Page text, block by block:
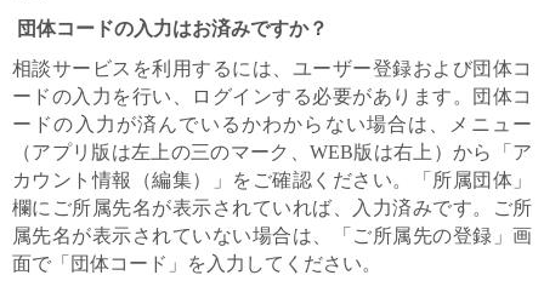
団体コードの入力はお済みですか？
相談サービスを利用するには、ユーザー登録および団体コ
ードの入力を行い、ログインする必要があります。団体コ
ードの入力が済んでいるかわからない場合は、メニュー
（アプリ版は左上の三のマーク、WEB版は右上）から「ア
カウント情報（編集）」をご確認ください。「所属団体」
欄にご所属先名が表示されていれば、入力済みです。ご所
属先名が表示されていない場合は、「ご所属先の登録」画
面で「団体コード」を入力してください。